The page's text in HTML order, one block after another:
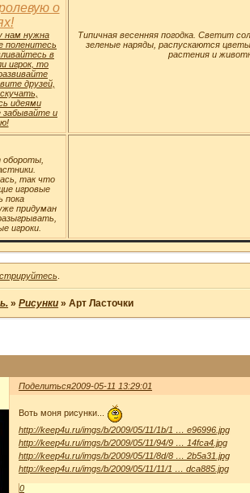
о
нам нужна
поленитесь
в
игрок, то
друзей,
идеями
забывайте и
Типичная весенняя погодка. Светит
зеленые наряды, распускаются
растения и
обороты,
так что
игровые
пока
придуман
игроки.
»Рисунки »Арт Ласточки
Поделиться2009-05-11 13:29:01
Воть моня рисунки...
http://keep4u.ru/imgs/b/2009/05/11/1b/1 … e96996.jpg
http://keep4u.ru/imgs/b/2009/05/11/94/9 … 14fca4.jpg
http://keep4u.ru/imgs/b/2009/05/11/8d/8 … 2b5a31.jpg
http://keep4u.ru/imgs/b/2009/05/11/11/1 … dca885.jpg
0